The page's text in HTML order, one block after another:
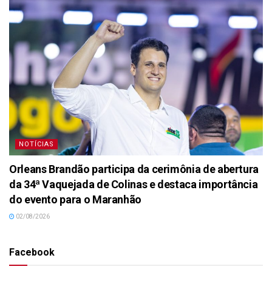
NOTÍCIAS
Orleans Brandão participa da cerimônia de abertura
da 34ª Vaquejada de Colinas e destaca importância
do evento para o Maranhão
02/08/2026
Facebook